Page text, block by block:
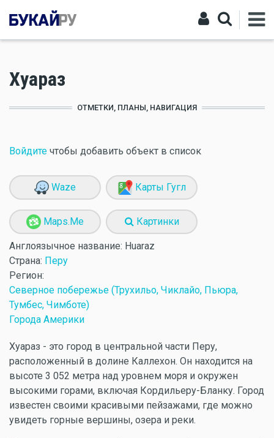
Хуараз
ОТМЕТКИ, ПЛАНЫ, НАВИГАЦИЯ
Войдите чтобы добавить объект в список
Waze Карты Гугл
Maps.Me Картинки
Англоязычное название: Huaraz
Страна: Перу
Регион:
Северное побережье (Трухильо, Чиклайо, Пьюра,
Тумбес, Чимботе)
Города Америки
Хуараз - это город в центральной части Перу,
расположенный в долине Каллехон. Он находится на
высоте 3 052 метра над уровнем моря и окружен
высокими горами, включая Кордильеру-Бланку. Город
известен своими красивыми пейзажами, где можно
увидеть горные вершины, озера и реки.